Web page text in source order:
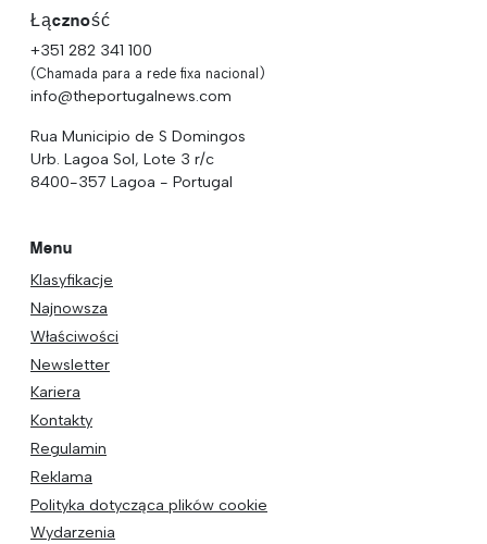
Łączność
+351 282 341 100
(Chamada para a rede fixa nacional)
info@theportugalnews.com
Rua Municipio de S Domingos
Urb. Lagoa Sol, Lote 3 r/c
8400-357 Lagoa - Portugal
Menu
Klasyfikacje
Najnowsza
Właściwości
Newsletter
Kariera
Kontakty
Regulamin
Reklama
Polityka dotycząca plików cookie
Wydarzenia